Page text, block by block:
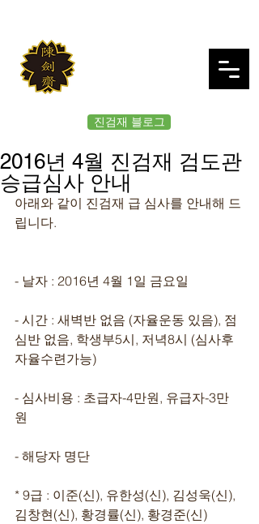
진검재 블로그
2016년 4월 진검재 검도관
승급심사 안내
아래와 같이 진검재 급 심사를 안내해 드
립니다.
- 날자 : 2016년 4월 1일 금요일
- 시간 : 새벽반 없음 (자율운동 있음), 점
심반 없음, 학생부5시, 저녁8시 (심사후
자율수련가능)
- 심사비용 : 초급자-4만원, 유급자-3만
원
- 해당자 명단
* 9급 : 이준(신), 유한성(신), 김성욱(신),
김창현(신), 황경률(신), 황경준(신)